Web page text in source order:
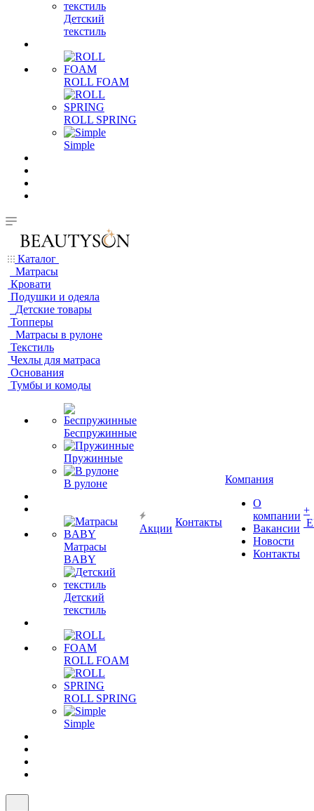
Детский
текстиль
ROLL FOAM
ROLL SPRING
Simple
Каталог
Матрасы
Кровати
Подушки и одеяла
Детские товары
Топперы
Матрасы в рулоне
Текстиль
Чехлы для матраса
Основания
Тумбы и комоды
Беспружинные
Пружинные
В рулоне
Матрасы
BABY
Детский
текстиль
ROLL FOAM
ROLL SPRING
Simple
Акции
Контакты
Компания
О
компании
Вакансии
Новости
Контакты
+